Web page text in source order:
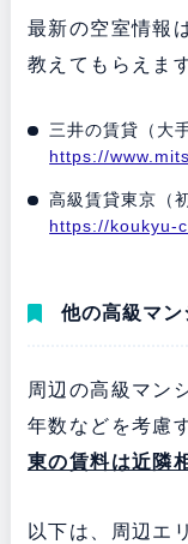
最新の空室情報
教えてもらえま
三井の賃貸（大
https://
高級賃貸東京（
https://koukyu-
他の高級マン
周辺の高級マン
年数などを考慮
東の賃料は近隣
以下は、周辺エ